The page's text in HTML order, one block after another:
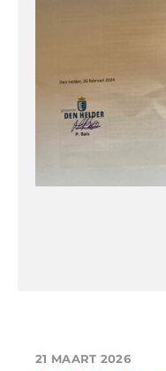
21 MAART 2026